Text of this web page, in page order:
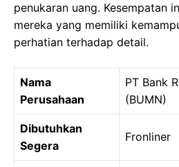
penukaran uang. Kesempatan
mereka yang memiliki
perhatian terhadap detail.
Nama
Perusahaan
PT Bank
(BUMN)
Dibutuhkan
Segera
Fronliner